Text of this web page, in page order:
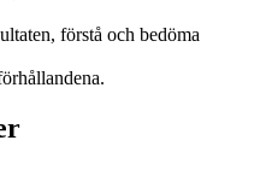
förstå och bedöma